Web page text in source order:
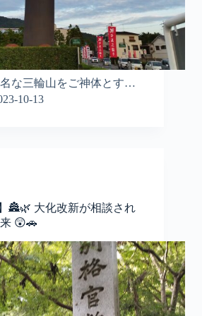
な三輪山をご神体とす…
10-13
🏯🌿 大化改新が相談され
😲🚗